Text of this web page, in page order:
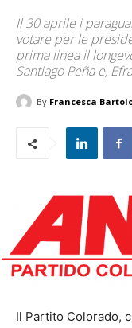
Il 30 aprile i
votare per le
prima linea il
Santiago Peña e,
By Francesca
Il Partito Colorado,